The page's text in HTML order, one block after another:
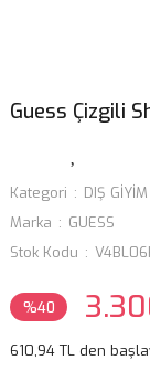
Guess Çizgili
Kategori DIŞ GİYİM
Marka
GUESS
Stok Kodu
%40
610,94 TL den